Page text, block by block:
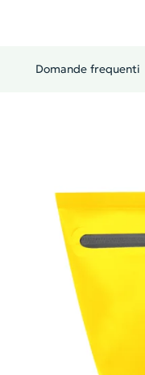
Domande frequenti